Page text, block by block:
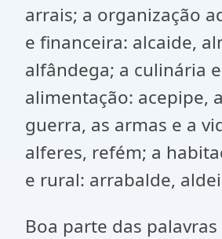
arrais; a organização
e financeira: alcaide,
alfândega; a culinária
alimentação: acepipe,
guerra, as armas e a
alferes, refém; a
e rural: arrabalde,
Boa parte das